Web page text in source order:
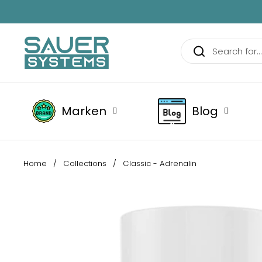
Marken Blog
Home / Collections / Classic - Adrenalin